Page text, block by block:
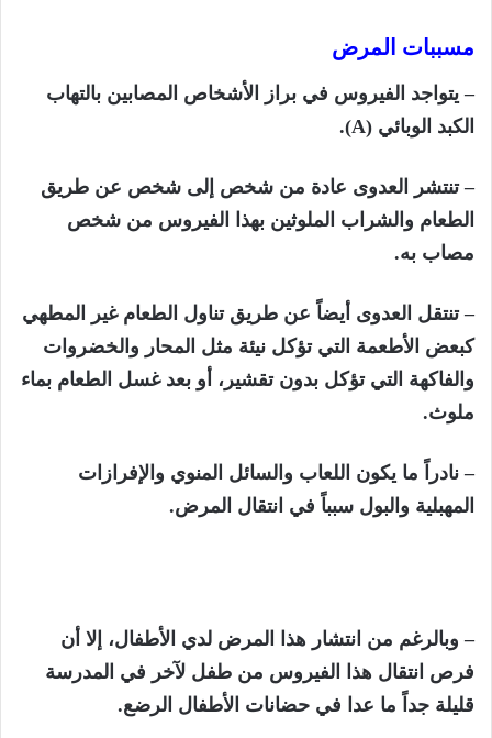
مسببات المرض
– يتواجد الفيروس في براز الأشخاص المصابين بالتهاب
الكبد الوبائي (A)
.
– تنتشر العدوى عادة من شخص إلى شخص عن طريق
الطعام والشراب الملوثين بهذا الفيروس من شخص
مصاب به.
– تنتقل العدوى أيضاً عن طريق تناول الطعام غير المطهي
كبعض الأطعمة التي تؤكل نيئة مثل المحار والخضروات
والفاكهة التي تؤكل بدون تقشير، أو بعد غسل الطعام بماء
ملوث.
– نادراً ما يكون اللعاب والسائل المنوي والإفرازات
المهبلية والبول سبباً في انتقال المرض.
– وبالرغم من انتشار هذا المرض لدي الأطفال، إلا أن
فرص انتقال هذا الفيروس من طفل لآخر في المدرسة
قليلة جداً ما عدا في حضانات الأطفال الرضع.